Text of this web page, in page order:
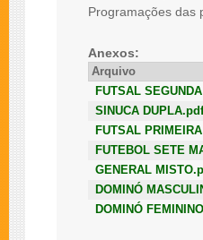
Programações das
Anexos:
Arquivo
FUTSAL
SINUCA DUPLA.pdf
FUTSAL
FUTEBOL SETE
GENERAL
DOMINÓ
DOMINÓ